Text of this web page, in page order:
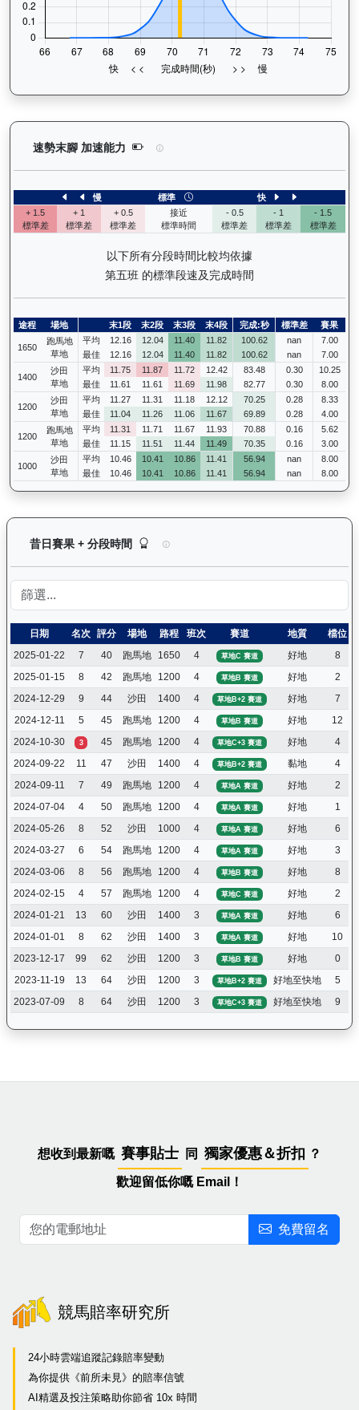
速勢末腳 加速能力 快樂奇兵（H297）— 速勢末腳加速能
慢 標準
快
+ 1.5
標準差
+ 1
標準差
+ 0.5
標準差
接近
標準時間
- 0.5
標準差
- 1
標準差
- 1.5
標準差
以下所有分段時間比較均依據
第五班 的標準段速及完成時間
途程 場地 末1段 末2段 末3段 末4段 完成:秒 標準差 賽果
1650
跑馬地
草地
平均 12.16 12.04 11.40 11.82 100.62 nan
7.00
最佳
12.16 12.04 11.40 11.82 100.62 nan 7.00
1400
沙田
草地
平均 11.75 11.87 11.72 12.42 83.48 0.30
10.25
最佳
11.61 11.61 11.69 11.98 82.77 0.30 8.00
1200
沙田
草地
平均 11.27 11.31 11.18 12.12 70.25 0.28
8.33
最佳
11.04 11.26 11.06 11.67 69.89 0.28 4.00
1200
跑馬地
草地
平均 11.31 11.71 11.67 11.93 70.88 0.16
5.62
最佳
11.15 11.51 11.44 11.49 70.35 0.16 3.00
1000
沙田
草地
平均 10.46 10.41 10.86 11.41 56.94 nan
8.00
最佳
10.46 10.41 10.86 11.41 56.94 nan 8.00
昔日賽果 + 分段時間 快樂奇兵（H297）— 昔日賽果及分
日期 名次 評分 場地 路程 班次 賽道 地質 檔位
2025-01-22
7 40 跑馬地 1650 4 草地C 賽道 好地 8
2025-01-15
8 42 跑馬地 1200 4 草地B 賽道 好地 2
2024-12-29
9 44 沙田 1400 4 草地B+2 賽道 好地 7
2024-12-11
5 45 跑馬地 1200 4 草地B 賽道 好地 12
2024-10-30
3 45 跑馬地 1200 4 草地C+3 賽道 好地 4
2024-09-22
11 47 沙田 1400 4 草地B+2 賽道 黏地 4
2024-09-11
7 49 跑馬地 1200 4 草地A 賽道 好地 2
2024-07-04
4 50 跑馬地 1200 4 草地A 賽道 好地 1
2024-05-26
8 52 沙田 1000 4 草地A 賽道 好地 6
2024-03-27
6 54 跑馬地 1200 4 草地A 賽道 好地 3
2024-03-06
8 56 跑馬地 1200 4 草地B 賽道 好地 8
2024-02-15
4 57 跑馬地 1200 4 草地C 賽道 好地 2
2024-01-21
13 60 沙田 1400 3 草地A 賽道 好地 6
2024-01-01
8 62 沙田 1400 3 草地A 賽道 好地 10
2023-12-17
99 62 沙田 1200 3 草地B 賽道 好地 0
2023-11-19
13 64 沙田 1200 3 草地B+2 賽道 好地至快地 5
2023-07-09
8 64 沙田 1200 3 草地C+3 賽道 好地至快地 9
想收到最新嘅 賽事貼士 同 獨家優惠＆折扣 ？
歡迎留低你嘅 Email！
免費留名
競馬賠率研究所
24小時雲端追蹤記錄賠率變動
為你提供《前所未見》的賠率信號
AI精選及投注策略助你節省 10x 時間